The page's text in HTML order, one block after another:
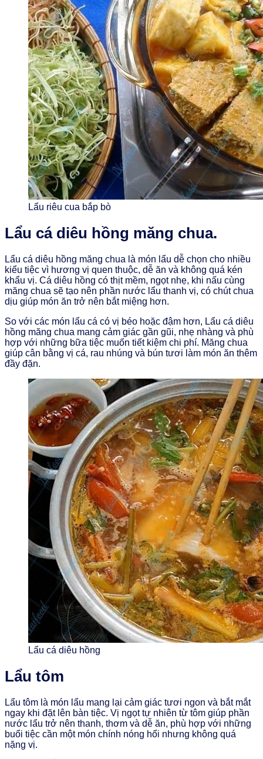
Lẩu riêu cua bắp bò
Lẩu cá diêu hồng măng chua.
Lẩu cá diêu hồng măng chua là món lẩu dễ chọn cho nhiều
kiểu tiệc vì hương vị quen thuộc, dễ ăn và không quá kén
khẩu vị. Cá diêu hồng có thịt mềm, ngọt nhẹ, khi nấu cùng
măng chua sẽ tạo nên phần nước lẩu thanh vị, có chút chua
dịu giúp món ăn trở nên bắt miệng hơn.
So với các món lẩu cá có vị béo hoặc đậm hơn, Lẩu cá diêu
hồng măng chua mang cảm giác gần gũi, nhẹ nhàng và phù
hợp với những bữa tiệc muốn tiết kiệm chi phí. Măng chua
giúp cân bằng vị cá, rau nhúng và bún tươi làm món ăn thêm
đầy đặn.
Lẩu cá diêu hồng
Lẩu tôm
Lẩu tôm là món lẩu mang lại cảm giác tươi ngon và bắt mắt
ngay khi đặt lên bàn tiệc. Vị ngọt tự nhiên từ tôm giúp phần
nước lẩu trở nên thanh, thơm và dễ ăn, phù hợp với những
buổi tiệc cần một món chính nóng hổi nhưng không quá
nặng vị.